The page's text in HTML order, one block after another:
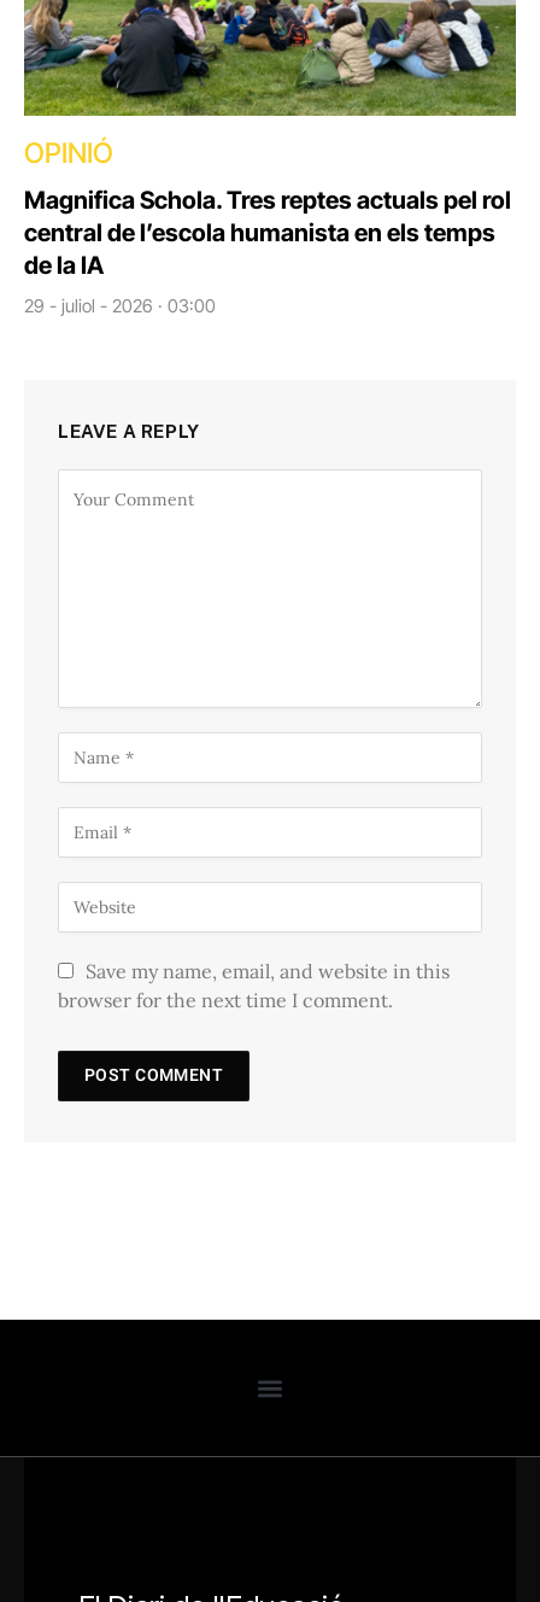
OPINIÓ
Magnifica Schola. Tres reptes actuals pel rol
central de l’escola humanista en els temps
de la IA
29 - juliol - 2026 · 03:00
LEAVE A REPLY
Save my name, email, and website in this
browser for the next time I comment.